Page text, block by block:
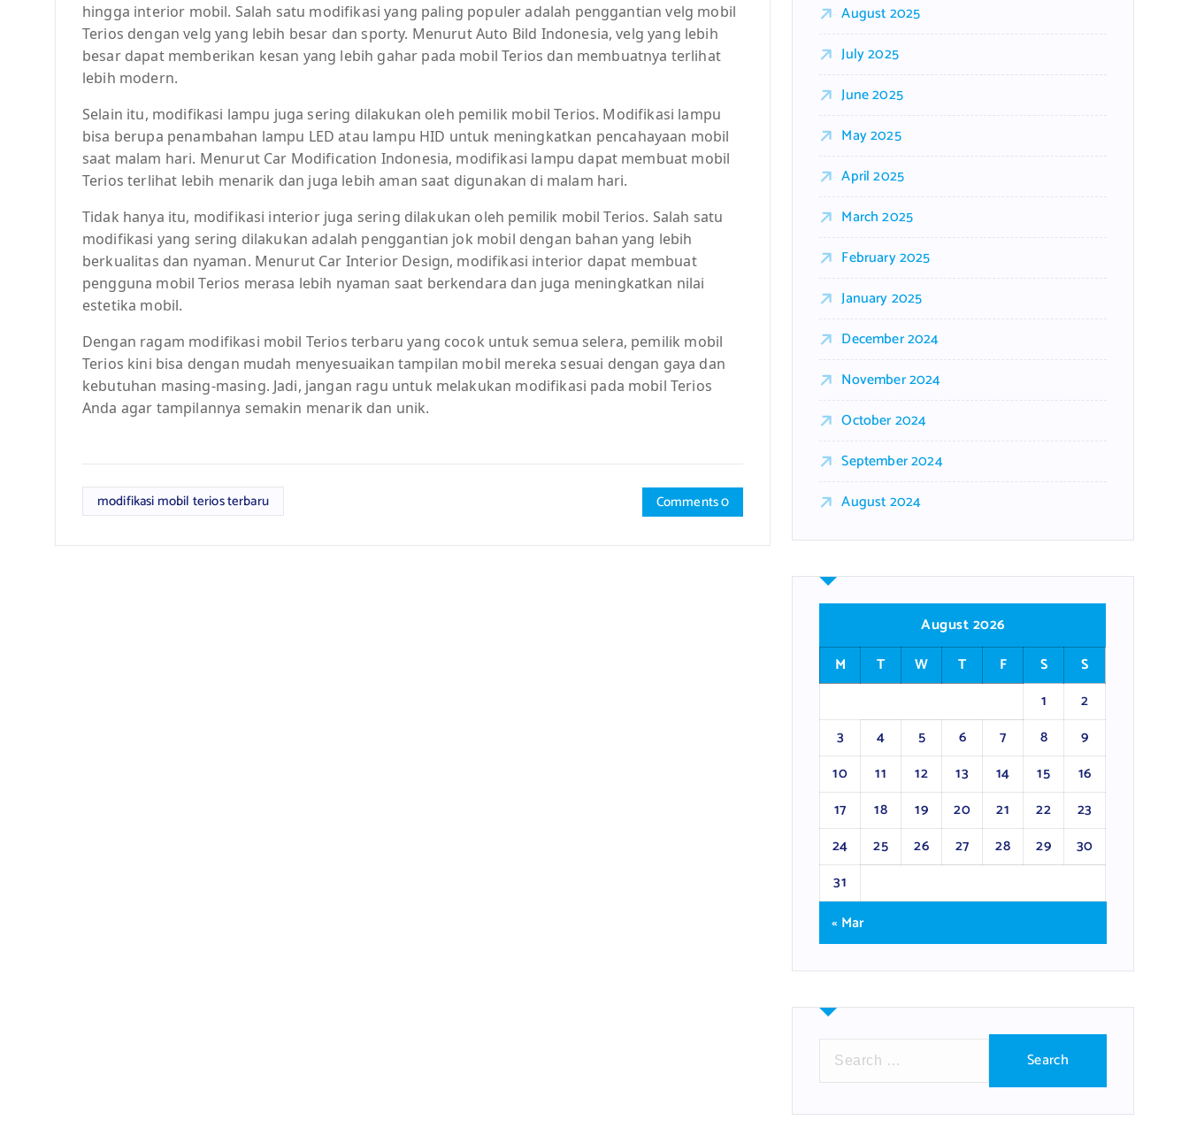
hingga interior mobil. Salah satu modifikasi yang paling populer adalah penggantian velg mobil
Terios dengan velg yang lebih besar dan sporty. Menurut Auto Bild Indonesia, velg yang lebih
besar dapat memberikan kesan yang lebih gahar pada mobil Terios dan membuatnya terlihat
lebih modern.
Selain itu, modifikasi lampu juga sering dilakukan oleh pemilik mobil Terios. Modifikasi lampu
bisa berupa penambahan lampu LED atau lampu HID untuk meningkatkan pencahayaan mobil
saat malam hari. Menurut Car Modification Indonesia, modifikasi lampu dapat membuat mobil
Terios terlihat lebih menarik dan juga lebih aman saat digunakan di malam hari.
Tidak hanya itu, modifikasi interior juga sering dilakukan oleh pemilik mobil Terios. Salah satu
modifikasi yang sering dilakukan adalah penggantian jok mobil dengan bahan yang lebih
berkualitas dan nyaman. Menurut Car Interior Design, modifikasi interior dapat membuat
pengguna mobil Terios merasa lebih nyaman saat berkendara dan juga meningkatkan nilai
estetika mobil.
Dengan ragam modifikasi mobil Terios terbaru yang cocok untuk semua selera, pemilik mobil
Terios kini bisa dengan mudah menyesuaikan tampilan mobil mereka sesuai dengan gaya dan
kebutuhan masing-masing. Jadi, jangan ragu untuk melakukan modifikasi pada mobil Terios
Anda agar tampilannya semakin menarik dan unik.
modifikasi mobil terios terbaru Comments 0
August 2025
July 2025
June 2025
May 2025
April 2025
March 2025
February 2025
January 2025
December 2024
November 2024
October 2024
September 2024
August 2024
August 2026
M
T W T F S
S
1
2
3
4 5 6 7 8
9
10
11 12 13 14 15
16
17
18 19 20 21 22
23
24
25 26 27 28 29
30
31
« Mar
r